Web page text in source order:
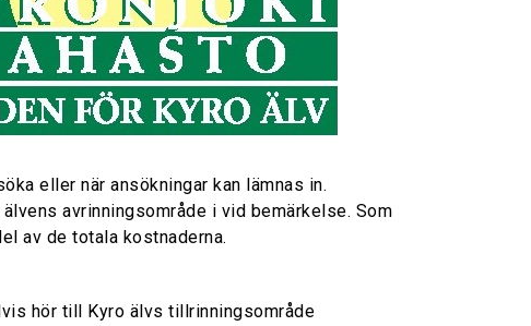
eller när ansökningar kan lämnas in.
avrinningsområde i vid bemärkelse. Som
av de totala kostnaderna.
hör till Kyro älvs tillrinningsområde